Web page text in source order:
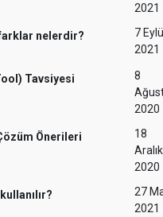
2021
farklar nelerdir?
7
2021
Tavsiyesi
8
2020
Önerileri
18
Aralık
2020
27
2021